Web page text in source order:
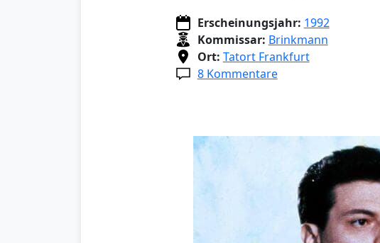
Erscheinungsjahr: 1992
Kommissar: Brinkmann
Ort: Tatort Frankfurt
8 Kommentare